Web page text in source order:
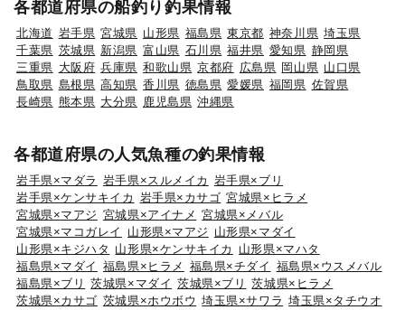
各都道府県の船釣り釣果情報
北海道 岩手県 宮城県 山形県 福島県 東京都 神奈川県 埼玉県
千葉県 茨城県 新潟県 富山県 石川県 福井県 愛知県 静岡県
三重県 大阪府 兵庫県 和歌山県 京都府 広島県 岡山県 山口県
鳥取県 島根県 高知県 香川県 徳島県 愛媛県 福岡県 佐賀県
長崎県 熊本県 大分県 鹿児島県 沖縄県
各都道府県の人気魚種の釣果情報
岩手県×マダラ 岩手県×スルメイカ 岩手県×ブリ
岩手県×ケンサキイカ 岩手県×カサゴ 宮城県×ヒラメ
宮城県×マアジ 宮城県×アイナメ 宮城県×メバル
宮城県×マコガレイ
山形県×マアジ 山形県×マダイ
山形県×キジハタ 山形県×ケンサキイカ
山形県×マハタ
福島県×マダイ 福島県×ヒラメ 福島県×チダイ 福島県×ウスメバル
福島県×ブリ
茨城県×マダイ 茨城県×ブリ
茨城県×ヒラメ
茨城県×カサゴ 茨城県×ホウボウ 埼玉県×サワラ 埼玉県×タチウオ